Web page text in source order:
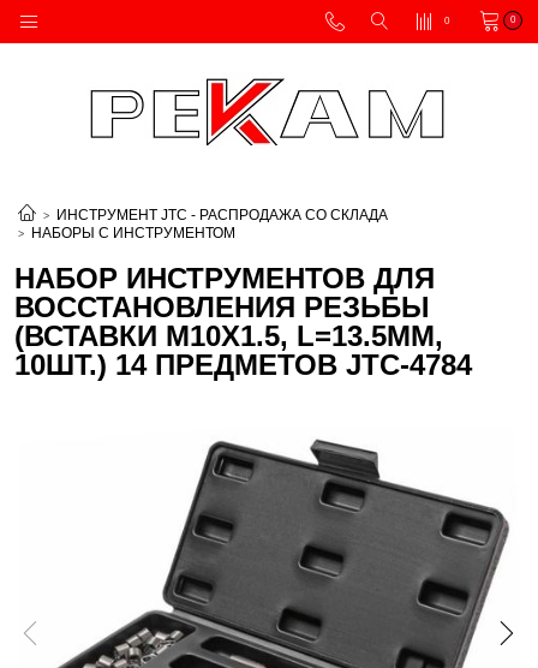
0 0
ИНСТРУМЕНТ JTC - РАСПРОДАЖА СО СКЛАДА
НАБОРЫ С ИНСТРУМЕНТОМ
НАБОР ИНСТРУМЕНТОВ ДЛЯ
ВОССТАНОВЛЕНИЯ РЕЗЬБЫ
(ВСТАВКИ М10Х1.5, L=13.5ММ,
10ШТ.) 14 ПРЕДМЕТОВ JTC-4784